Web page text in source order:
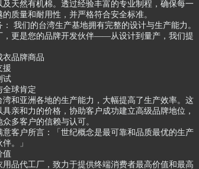
及天然有机棉。透过经验丰富的专业制程，确保每一
质量和耐用性，并严格符合安全标准。
我们的台湾生产基地拥有完整的设计与生产能力。
，更是您的品牌开发伙伴——从设计到量产，我们提
衣品牌商品
援
试
全球肯定
湾和亚洲各地的生产能力，大幅提高了生产效率。这
亲和力的价格，协助客户成功建立高级品牌地位，
多客户的信赖与认可。
意客户所言：「世纪概念是最可靠和品质最优的生产
。」
值
品代工厂，致力于提供终端消费者最高价值和最高